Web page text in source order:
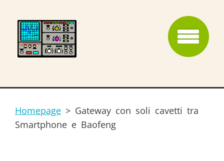
Homepage > Gateway con soli cavetti tra
Smartphone e Baofeng